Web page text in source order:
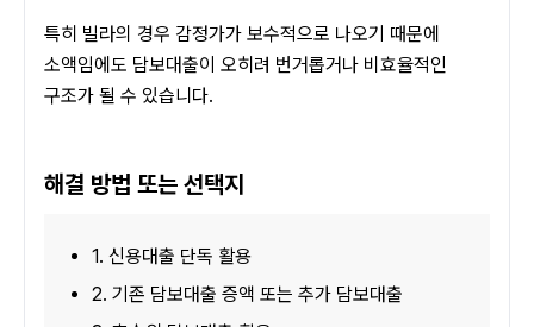
특히 빌라의 경우 감정가가 보수적으로 나오기 때문에
소액임에도 담보대출이 오히려 번거롭거나 비효율적인
구조가 될 수 있습니다.
해결 방법 또는 선택지
1. 신용대출 단독 활용
2. 기존 담보대출 증액 또는 추가 담보대출